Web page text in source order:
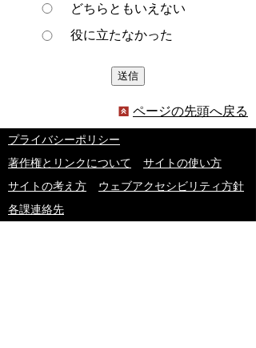
どちらともいえない
役に立たなかった
ページの先頭へ戻る
プライバシーポリシー
著作権とリンクについて
サイトの使い方
サイトの考え方
ウェブアクセシビリティ方針
各課連絡先